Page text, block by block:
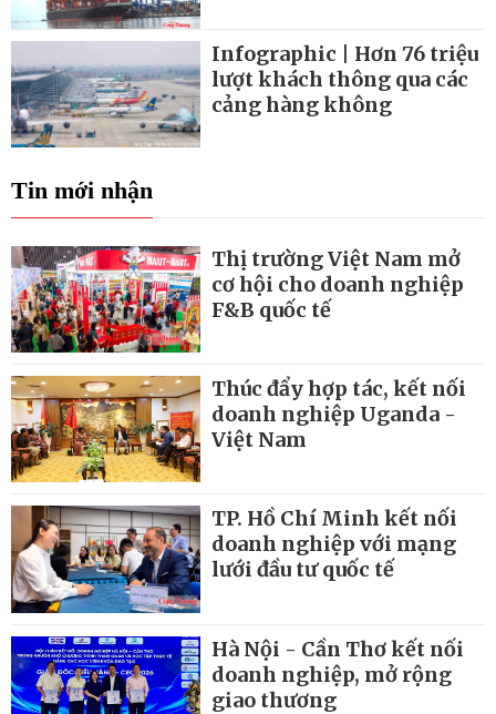
Infographic | Hơn 76 triệu
lượt khách thông qua các
cảng hàng không
Tin mới nhận
Thị trường Việt Nam mở
cơ hội cho doanh nghiệp
F&B quốc tế
Thúc đẩy hợp tác, kết nối
doanh nghiệp Uganda -
Việt Nam
TP. Hồ Chí Minh kết nối
doanh nghiệp với mạng
lưới đầu tư quốc tế
Hà Nội - Cần Thơ kết nối
doanh nghiệp, mở rộng
giao thương